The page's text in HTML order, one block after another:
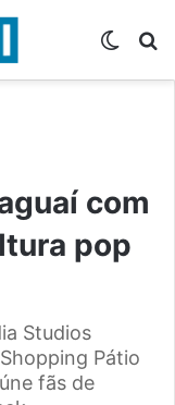
com
pop
Studios
Pátio
fãs de